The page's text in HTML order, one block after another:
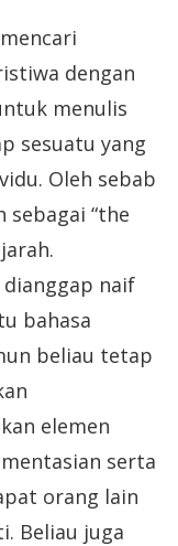
dengan
menulis
sesuatu yang
Oleh sebab
“the
naif
bahasa
beliau tetap
elemen
serta
orang lain
Beliau juga